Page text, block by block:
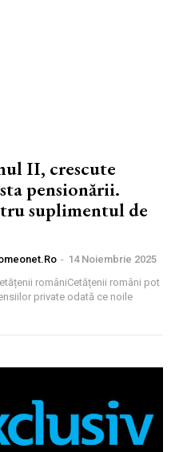
II, crescute
pensionării.
suplimentul de
- 14 Noiembrie 2025
româniCetățenii români pot
private odată ce noile